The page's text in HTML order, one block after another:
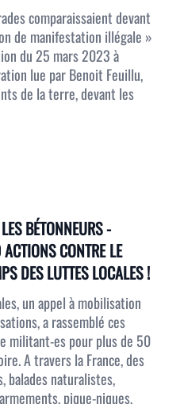
comparaissaient devant
de manifestation illégale »
du 25 mars 2023 à
lue par Benoit Feuillu,
de la terre, devant les
BÉTONNEURS -
CONTRE LE
DES LUTTES LOCALES !
un appel à mobilisation
a rassemblé ces
militant-es pour plus de 50
A travers la France, des
balades naturalistes,
pique-niques,